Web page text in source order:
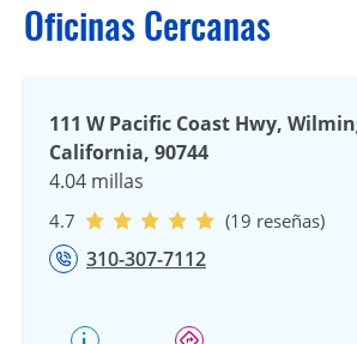
Oficinas Cercanas
111 W Pacific Coast Hwy,
California, 90744
4.04 millas
4.7 (19 reseñas)
310-307-7112